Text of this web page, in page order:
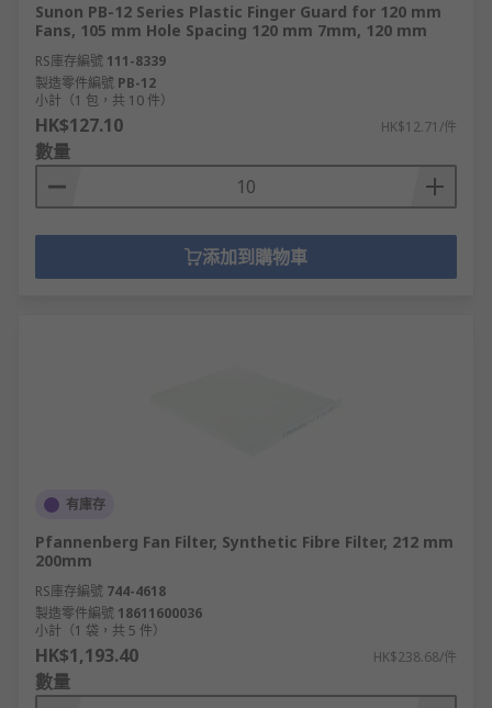
Sunon PB-12 Series Plastic Finger Guard for 120 mm
Fans, 105 mm Hole Spacing 120 mm 7mm, 120 mm
RS庫存編號 111-8339
製造零件編號 PB-12
小計（1 包，共 10 件）
HK$127.10 HK$12.71/件
數量
添加到購物車
有庫存
Pfannenberg Fan Filter, Synthetic Fibre Filter, 212 mm
200mm
RS庫存編號 744-4618
製造零件編號 18611600036
小計（1 袋，共 5 件）
HK$1,193.40 HK$238.68/件
數量